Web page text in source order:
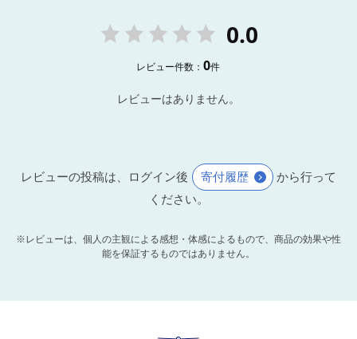
0.0
レビュー件数：0件
レビューはありません。
レビューの投稿は、ログイン後 寄付履歴
から行って
ください。
※レビューは、個人の主観による感想・体感によるもので、商品の効果や性
能を保証するものではありません。